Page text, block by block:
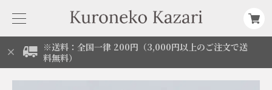
※送料：全国一律 200円（3,000円以上のご注文で送
料無料）